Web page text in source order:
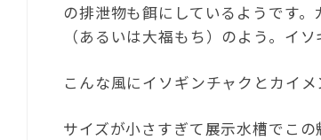
の排泄物も餌にしているようです
（あるいは大福もち）のよう。イ
こんな風にイソギンチャクとカイ
サイズが小さすぎて展示水槽でこ